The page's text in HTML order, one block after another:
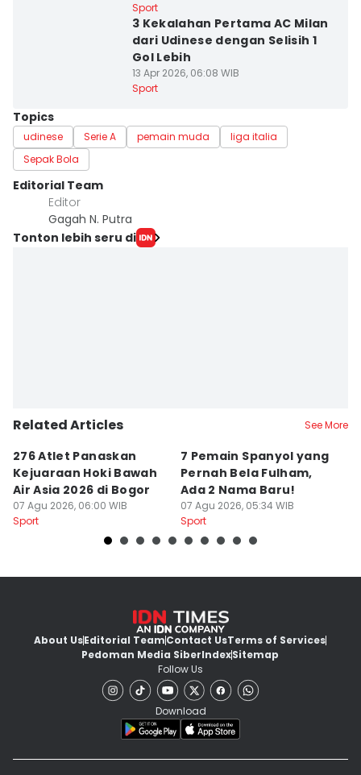
Sport
3 Kekalahan Pertama AC Milan
dari Udinese dengan Selisih 1
Gol Lebih
13 Apr 2026, 06:08 WIB
Sport
Topics
udinese Serie A pemain muda
liga italia
Sepak Bola
Editorial Team
Editor
Gagah N. Putra
Tonton lebih seru di
Related Articles See More
276 Atlet Panaskan
Kejuaraan Hoki Bawah
Air Asia 2026 di Bogor
07 Agu 2026, 06:00 WIB
Sport
7 Pemain Spanyol yang
Pernah Bela Fulham,
Ada 2 Nama Baru!
07 Agu 2026, 05:34 WIB
Sport
About UsEditorial TeamContact UsTerms of Services
Pedoman Media SiberIndexSitemap
Follow Us
Download